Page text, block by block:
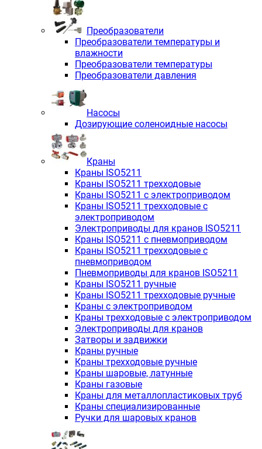
Преобразователи
Преобразователи температуры и
влажности
Преобразователи температуры
Преобразователи давления
Насосы
Дозирующие соленоидные насосы
Краны
Краны ISO5211
Краны ISO5211 трехходовые
Краны ISO5211 с электроприводом
Краны ISO5211 трехходовые с
электроприводом
Электроприводы для кранов ISO5211
Краны ISO5211 с пневмоприводом
Краны ISO5211 трехходовые с
пневмоприводом
Пневмоприводы для кранов ISO5211
Краны ISO5211 ручные
Краны ISO5211 трехходовые ручные
Краны с электроприводом
Краны трехходовые с электроприводом
Электроприводы для кранов
Затворы и задвижки
Краны ручные
Краны трехходовые ручные
Краны шаровые, латунные
Краны газовые
Краны для металлопластиковых труб
Краны специализированные
Ручки для шаровых кранов